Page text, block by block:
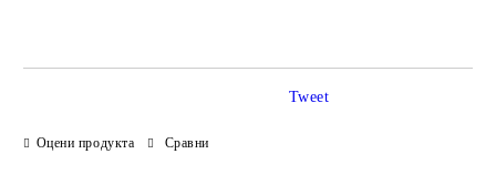
Оцени продукта Сравни
Tweet